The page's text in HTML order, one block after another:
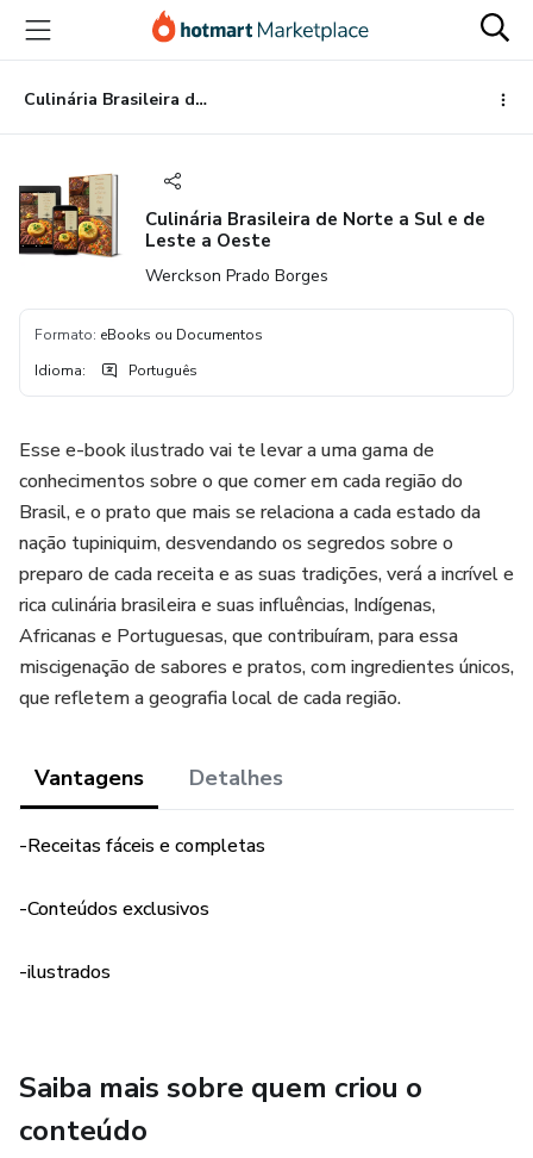
para
conteúdo
principal
para
pagamento
para
rodapé
Culinária Brasileira de Norte a Sul e de Leste a Oeste
Culinária Brasileira de Norte a Sul e de
Leste a Oeste
Werckson Prado Borges
Formato: eBooks ou Documentos
Idioma: Português
Esse e-book ilustrado vai te levar a uma gama de
conhecimentos sobre o que comer em cada região do
Brasil, e o prato que mais se relaciona a cada estado da
nação tupiniquim, desvendando os segredos sobre o
preparo de cada receita e as suas tradições, verá a incrível e
rica culinária brasileira e suas influências, Indígenas,
Africanas e Portuguesas, que contribuíram, para essa
miscigenação de sabores e pratos, com ingredientes únicos,
que refletem a geografia local de cada região.
Vantagens Detalhes
-Receitas fáceis e completas
-Conteúdos exclusivos
-ilustrados
Saiba mais sobre quem criou o
conteúdo